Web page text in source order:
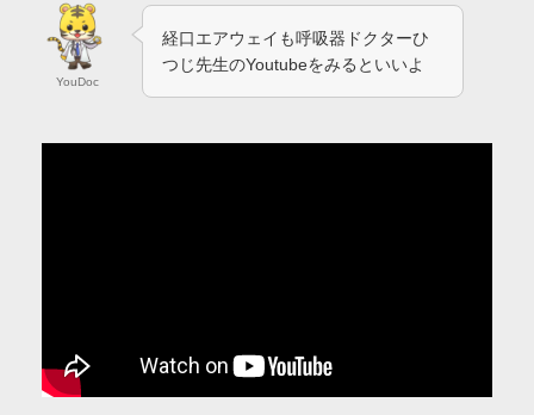
YouDoc
経口エアウェイも呼吸器ドクターひ
つじ先生のYoutubeをみるといいよ